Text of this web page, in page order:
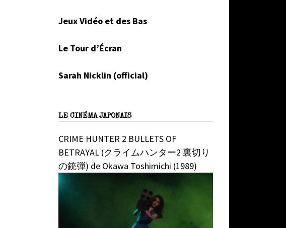
Jeux Vidéo et des Bas
Le Tour d’Écran
Sarah Nicklin (official)
LE CINÉMA JAPONAIS
CRIME HUNTER 2 BULLETS OF
BETRAYAL (クライムハンター2 裏切り
の銃弾) de Okawa Toshimichi (1989)